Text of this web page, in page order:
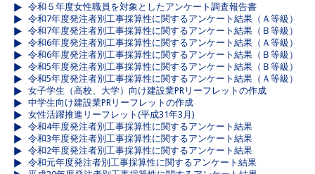
令和５年度女性職員を対象としたアンケート調査報告書
令和7年度発注者別工事採算性に関するアンケート結果（Ａ等級）
令和7年度発注者別工事採算性に関するアンケート結果（Ｂ等級）
令和6年度発注者別工事採算性に関するアンケート結果（Ａ等級）
令和6年度発注者別工事採算性に関するアンケート結果（Ｂ等級）
令和5年度発注者別工事採算性に関するアンケート結果（Ｂ等級）
令和5年度発注者別工事採算性に関するアンケート結果（Ａ等級）
女子学生（高校、大学）向け建設業PRリーフレットの作成
中学生向け建設業PRリーフレットの作成
女性活躍推進リーフレット(平成31年3月)
令和4年度発注者別工事採算性に関するアンケート結果
令和3年度発注者別工事採算性に関するアンケート結果
令和2年度発注者別工事採算性に関するアンケート結果
令和元年度発注者別工事採算性に関するアンケート結果